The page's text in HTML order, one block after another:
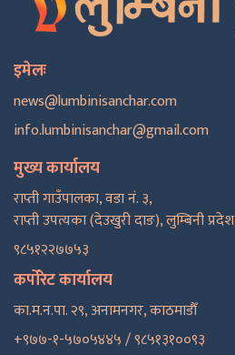
इमेलः
news@lumbinisanchar.com
info.lumbinisanchar@gmail.com
मुख्य कार्यालय
राप्ती गाउँपालका, वडा नं. ३,
राप्ती उपत्यका (देउखुरी दाङ), लुम्बिनी प्रदेश
९८५१२२७७५३
कर्पोरेट कार्यालय
का.म.न.पा. २९, अनामनगर, काठमाडाैँ
+९७७-१-५७०५४४५ / ९८५१३१००९३